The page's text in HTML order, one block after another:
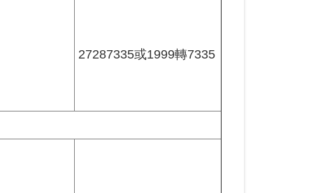
27287335或1999轉7335